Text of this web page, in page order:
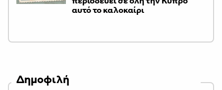
αυτό το καλοκαίρι
Δημοφιλή